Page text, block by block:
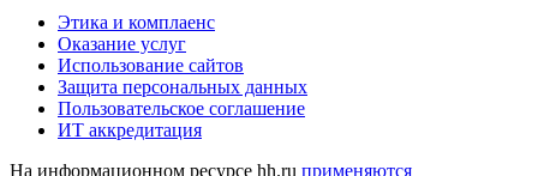
Этика и комплаенс
Оказание услуг
Использование сайтов
Защита персональных данных
Пользовательское соглашение
ИТ аккредитация
На информационном ресурсе hh.ru применяются